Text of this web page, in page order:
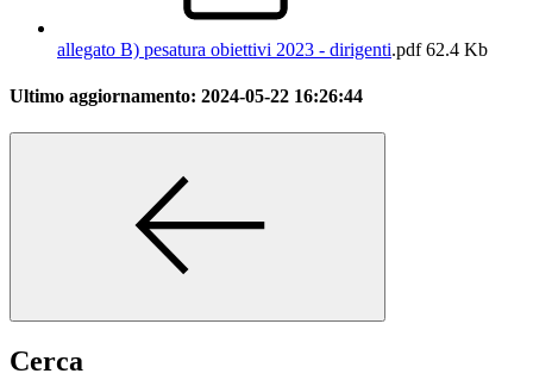
allegato B) pesatura obiettivi 2023 - dirigenti.pdf62.4 Kb
Ultimo aggiornamento: 2024-05-22 16:26:44
Cerca